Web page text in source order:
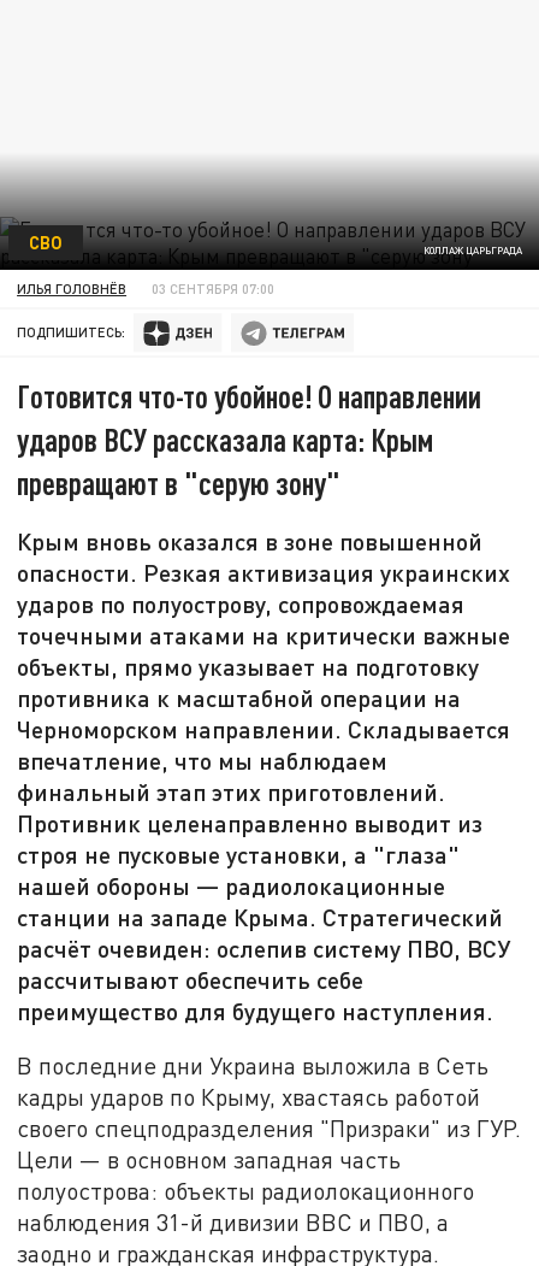
КОЛЛАЖ ЦАРЬГРАДА
СВО
ИЛЬЯ ГОЛОВНЁВ 03 СЕНТЯБРЯ 07:00
ПОДПИШИТЕСЬ:
Готовится что-то убойное! О направлении
ударов ВСУ рассказала карта: Крым
превращают в "серую зону"
Крым вновь оказался в зоне повышенной
опасности. Резкая активизация украинских
ударов по полуострову, сопровождаемая
точечными атаками на критически важные
объекты, прямо указывает на подготовку
противника к масштабной операции на
Черноморском направлении. Складывается
впечатление, что мы наблюдаем
финальный этап этих приготовлений.
Противник целенаправленно выводит из
строя не пусковые установки, а "глаза"
нашей обороны — радиолокационные
станции на западе Крыма. Стратегический
расчёт очевиден: ослепив систему ПВО, ВСУ
рассчитывают обеспечить себе
преимущество для будущего наступления.
В последние дни Украина выложила в Сеть
кадры ударов по Крыму, хвастаясь работой
своего спецподразделения "Призраки" из ГУР.
Цели — в основном западная часть
полуострова: объекты радиолокационного
наблюдения 31-й дивизии ВВС и ПВО, а
заодно и гражданская инфраструктура.